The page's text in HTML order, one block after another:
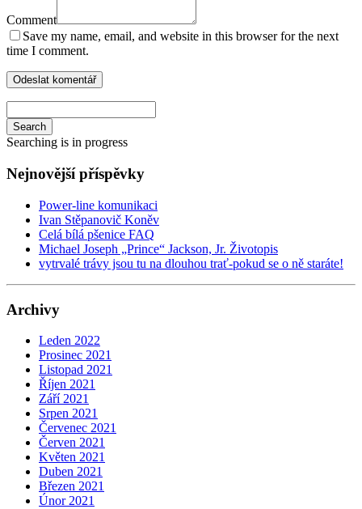
Comment
Save my name, email, and website in this browser for the next
time I comment.
Search
Searching is in progress
Nejnovější příspěvky
Power-line komunikaci
Ivan Stěpanovič Koněv
Celá bílá pšenice FAQ
Michael Joseph „Prince“ Jackson, Jr. Životopis
vytrvalé trávy jsou tu na dlouhou trať-pokud se o ně staráte!
Archivy
Leden 2022
Prosinec 2021
Listopad 2021
Říjen 2021
Září 2021
Srpen 2021
Červenec 2021
Červen 2021
Květen 2021
Duben 2021
Březen 2021
Únor 2021